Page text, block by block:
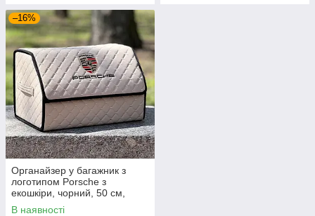
–16%
Органайзер у багажник з
логотипом Porsche з
екошкіри, чорний, 50 см,
автоорганайзер
В наявності